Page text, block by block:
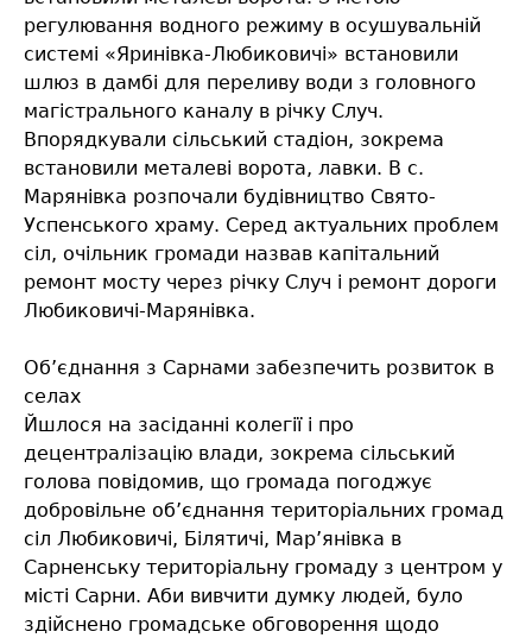
регулювання водного режиму в осушувальній
системі «Яринівка-Любиковичі» встановили
шлюз в дамбі для переливу води з головного
магістрального каналу в річку Случ.
Впорядкували сільський стадіон, зокрема
встановили металеві ворота, лавки. В с.
Марянівка розпочали будівництво Свято-
Успенського храму. Серед актуальних проблем
сіл, очільник громади назвав капітальний
ремонт мосту через річку Случ і ремонт дороги
Любиковичі-Mapянівка.
Об’єднання з Сарнами забезпечить розвиток в
селах
Йшлося на засіданні колегії і про
децентралізацію влади, зокрема сільський
голова повідомив, що громада погоджує
добровільне об’єднання територіальних громад
сіл Любиковичі, Білятичі, Мар’янівка в
Сарненську територіальну громаду з центром у
місті Сарни. Аби вивчити думку людей, було
здійснено громадське обговорення щодо